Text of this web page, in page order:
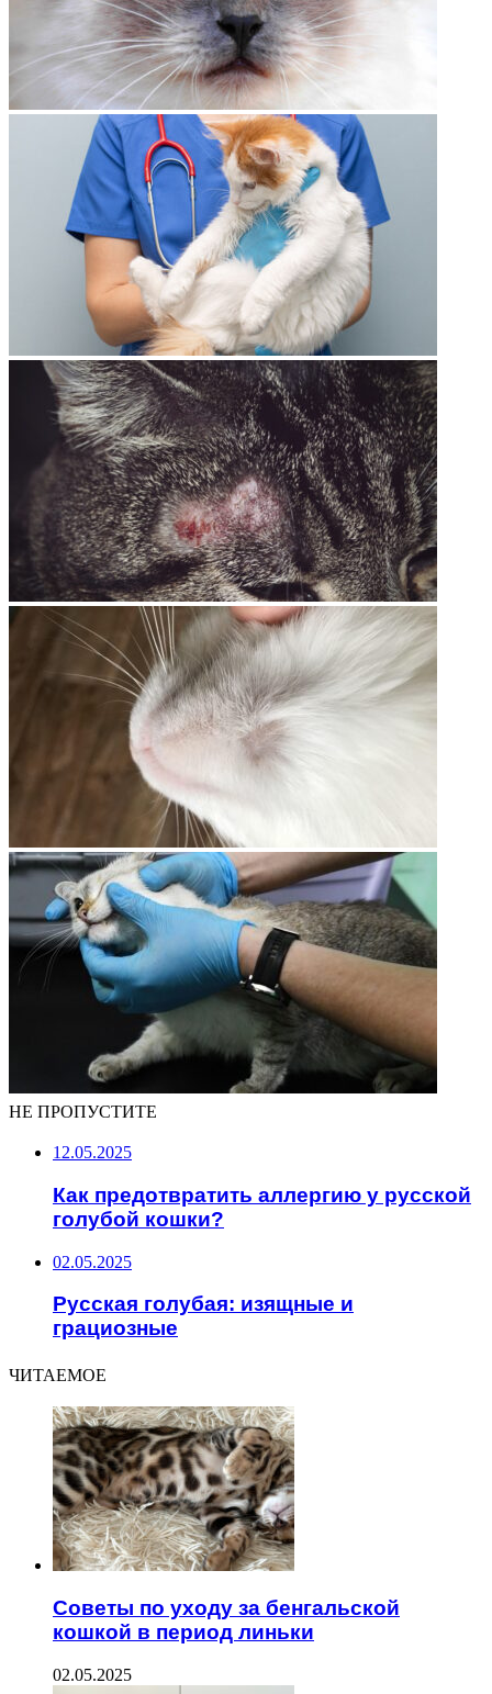
НЕ ПРОПУСТИТЕ
12.05.2025
Как предотвратить аллергию у русской
голубой кошки?
02.05.2025
Русская голубая: изящные и
грациозные
ЧИТАЕМОЕ
Советы по уходу за бенгальской
кошкой в период линьки
02.05.2025